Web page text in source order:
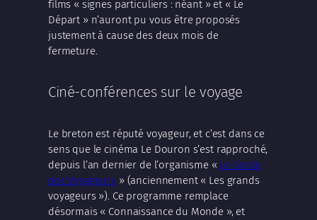
films « signes particuliers : néant » et « Le
Départ » n’auront pu vous être proposés
justement à cause des deux mois de
fermeture.
Ciné-conférences sur le voyage
Le breton est réputé voyageur, et c’est dans ce
sens que le cinéma Le Douron s’est rapproché,
depuis l’an dernier de l’organisme « Le Cercle
des Voyageurs » (anciennement « Les grands
voyageurs »). Ce programme remplace
désormais « Connaissance du Monde », et